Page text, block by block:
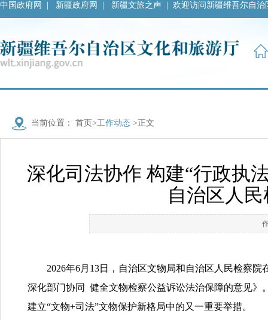
中国政府网 新疆政府网 新疆文旅之声 欢迎访问新疆维吾尔自
当前位置： 首页 >工作动态 >正文
深化司法协作 构建“行政执
自治区人
2026年6月 13日，自治区文物局和自治区人民检察院
深化部门协同
健全文物检察公益诉讼法治保障的意见》
建立“文物+司法”文物保护新格局中的又一重要举措。